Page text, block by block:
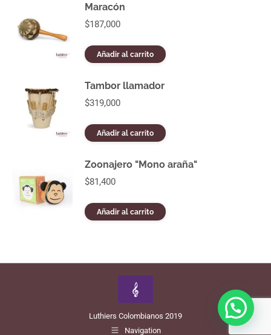
Maracón
$187,000
Añadir al carrito
Tambor llamador
$319,000
Añadir al carrito
Zoonajero "Mono araña"
$81,400
Añadir al carrito
Luthiers Colombianos 2019
Navigation